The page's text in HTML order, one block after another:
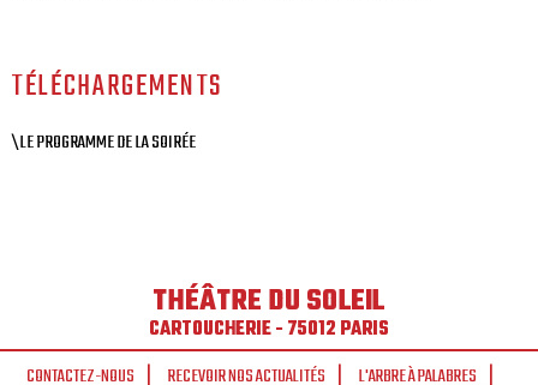
TÉLÉCHARGEMENTS
\LE PROGRAMME DE LA SOIRÉE
THÉÂTRE DU SOLEIL
CARTOUCHERIE - 75012 PARIS
CONTACTEZ-NOUS
RECEVOIR NOS ACTUALITÉS L'ARBRE À PALABRES